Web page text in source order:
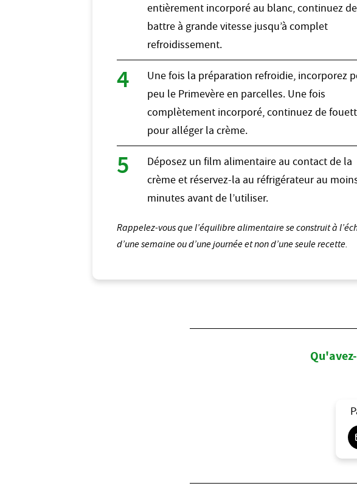
entièrement incorporé au blanc, continuez de
battre à grande vitesse jusqu’à complet
refroidissement.
Une fois la préparation refroidie, incorporez
peu le Primevère en parcelles. Une fois
complètement incorporé, continuez de
pour alléger la crème.
Déposez un film alimentaire au contact de la
crème et réservez-la au réfrigérateur au
minutes avant de l’utiliser.
Rappelez-vous que l’équilibre alimentaire se construit à
d’une semaine ou d’une journée et non d’une seule recette.